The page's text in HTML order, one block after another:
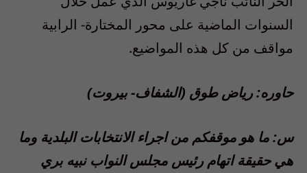
السنوات الماضية على محور المختارة- الرابية
مواقف من كل هذه المواضيع.
حاوره: رياض طوق (الشفاف- بيروت)
س: ما هو موقفكم من اجراء الانتخابات البلدية وما
هي حقيقة اتهام رئيس مجلس النواب نبيه بري